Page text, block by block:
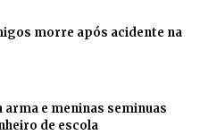
morre após acidente na
arma e meninas seminuas
de escola